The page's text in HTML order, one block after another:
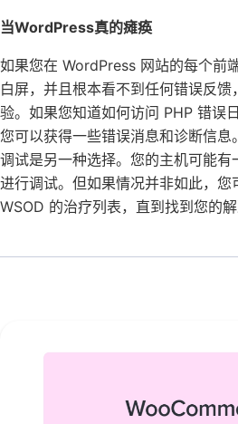
当WordPress真的瘫痪
如果您在 WordPress 网站的每个前
白屏，并且根本看不到任何错误反
验。如果您知道如何访问 PHP 错误
您可以获得一些错误消息和诊断信
调试是另一种选择。您的主机可能
进行调试。但如果情况并非如此，您
WSOD 的治疗列表，直到找到您的解